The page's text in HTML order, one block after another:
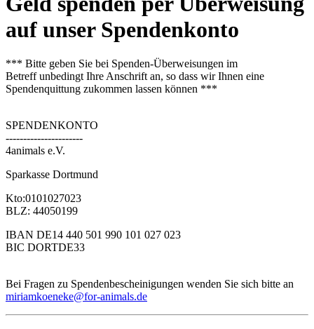
auf unser Spendenkonto
*** Bitte geben Sie bei Spenden-Überweisungen im
Betreff unbedingt Ihre Anschrift an, so dass wir Ihnen eine
Spendenquittung zukommen lassen können ***
SPENDENKONTO
----------------------
4animals e.V.
Sparkasse Dortmund
Kto:0101027023
BLZ: 44050199
IBAN DE14 440 501 990 101 027 023
BIC DORTDE33
Bei Fragen zu Spendenbescheinigungen wenden Sie sich bitte an
miriamkoeneke@for-animals.de